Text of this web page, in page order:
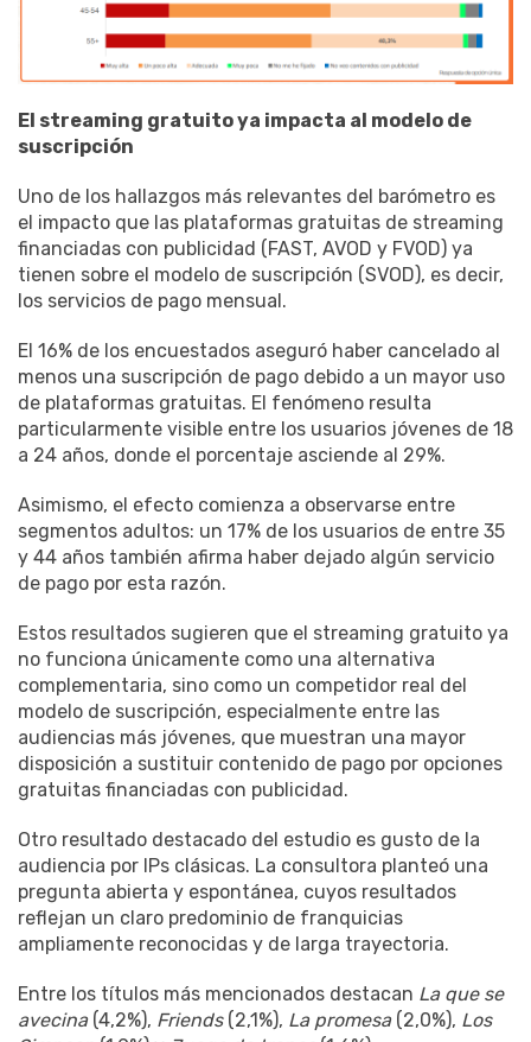
El streaming gratuito ya impacta al modelo de
suscripción
Uno de los hallazgos más relevantes del barómetro es
el impacto que las plataformas gratuitas de streaming
financiadas con publicidad (FAST, AVOD y FVOD) ya
tienen sobre el modelo de suscripción (SVOD), es decir,
los servicios de pago mensual.
El 16% de los encuestados aseguró haber cancelado al
menos una suscripción de pago debido a un mayor uso
de plataformas gratuitas. El fenómeno resulta
particularmente visible entre los usuarios jóvenes de 18
a 24 años, donde el porcentaje asciende al 29%.
Asimismo, el efecto comienza a observarse entre
segmentos adultos: un 17% de los usuarios de entre 35
y 44 años también afirma haber dejado algún servicio
de pago por esta razón.
Estos resultados sugieren que el streaming gratuito ya
no funciona únicamente como una alternativa
complementaria, sino como un competidor real del
modelo de suscripción, especialmente entre las
audiencias más jóvenes, que muestran una mayor
disposición a sustituir contenido de pago por opciones
gratuitas financiadas con publicidad.
Otro resultado destacado del estudio es gusto de la
audiencia por IPs clásicas. La consultora planteó una
pregunta abierta y espontánea, cuyos resultados
reflejan un claro predominio de franquicias
ampliamente reconocidas y de larga trayectoria.
Entre los títulos más mencionados destacan La que se
avecina(4,2%), Friends(2,1%), La promesa(2,0%), Los